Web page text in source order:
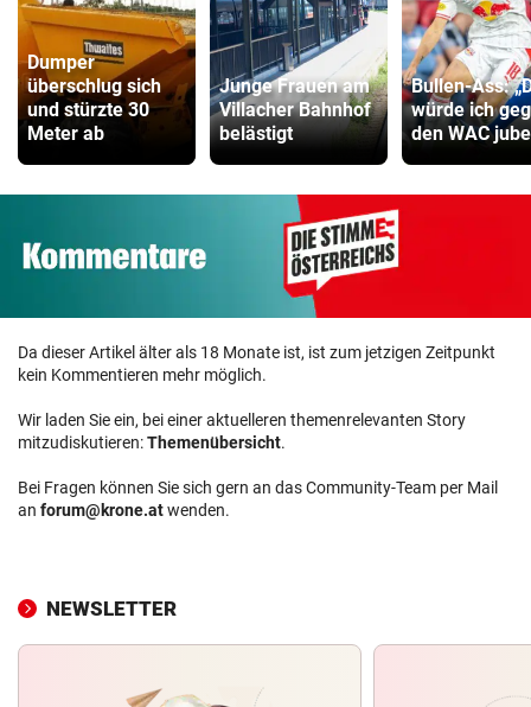
Dumper
überschlug sich
und stürzte 30
Meter ab
Junge Frauen am
Villacher Bahnhof
belästigt
Bullen-Ass:
würde ich
den WAC
Da dieser Artikel älter als 18 Monate ist, ist zum jetzigen Zeitpunkt
kein Kommentieren mehr möglich.
Wir laden Sie ein, bei einer aktuelleren themenrelevanten Story
mitzudiskutieren:Themenübersicht.
Bei Fragen können Sie sich gern an das Community-Team per Mail
an forum@krone.atwenden.
NEWSLETTER